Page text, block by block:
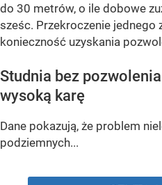
do 30 metrów, o ile dobowe
sześc. Przekroczenie jednego
konieczność uzyskania
Studnia bez
wysoką karę
Dane pokazują, że problem
podziemnych...